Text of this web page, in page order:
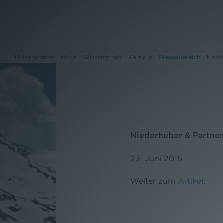
Wissenschaft Karriere Pressebereich
Karriere
Kontakt
Niederhuber &
23. Juni 2016
Weiter zum Artikel